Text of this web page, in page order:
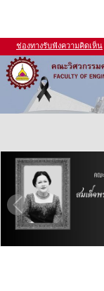
ช่องทางรับฟังความคิดเห็น
Previous